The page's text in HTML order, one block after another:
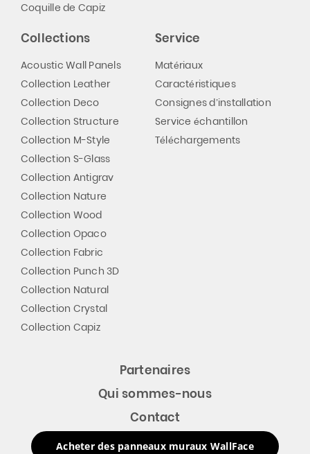
Coquille de Capiz
Collections
Acoustic Wall Panels
Collection Leather
Collection Deco
Collection Structure
Collection M-Style
Collection S-Glass
Collection Antigrav
Collection Nature
Collection Wood
Collection Opaco
Collection Fabric
Collection Punch 3D
Collection Natural
Collection Crystal
Collection Capiz
Service
Matériaux
Caractéristiques
Consignes d’installation
Service échantillon
Téléchargements
Partenaires
Qui sommes-nous
Contact
Acheter des panneaux muraux WallFace